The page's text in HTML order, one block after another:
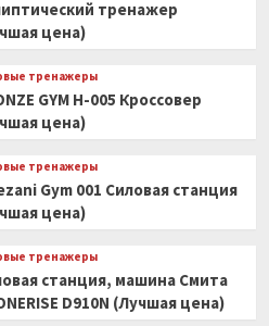
тренажер
цена)
тренажеры
GYM H-005 Кроссовер
цена)
тренажеры
Gym 001 Силовая станция
цена)
тренажеры
станция, машина Смита
D910N (Лучшая цена)